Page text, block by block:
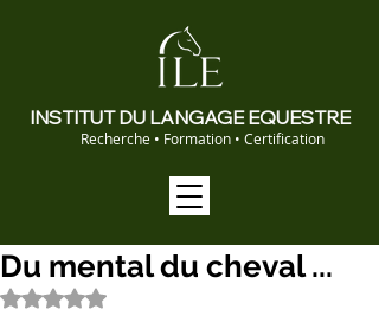
INSTITUT DU LANGAGE EQUESTRE
Recherche • Formation • Certification
Du mental du cheval ...
Noté NaN étoiles sur 5.